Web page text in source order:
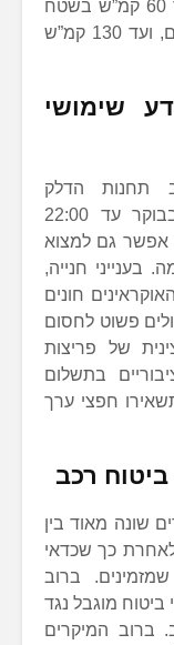
המהירות המותרת באוקראינה היא עד 60 קמ”ש בשטח
בנוי, עד 90 קמ”ש בכבישים בינעירוניים, ועד 130 קמ”ש
שימושי
תחנות הדלק
באוקראינה פתוחות החל מ 8:00 בבוקר עד 22:00
אפשר גם למצוא
שעות ביממה. בענייני חנייה,
חונים
פשוט לחסום
של פריצות
בתשלום
חפצי ערך
ביטוח רכב
שונה מאוד בין
כך שכדאי
ברוב
ביטוח מוגבל נגד
ברוב המיקרים